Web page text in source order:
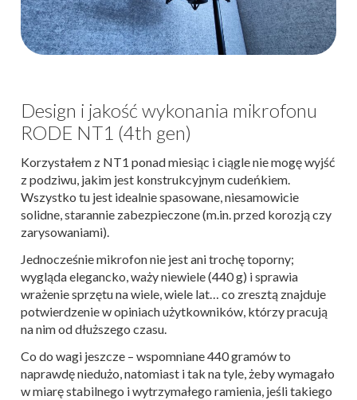
Design i jakość wykonania mikrofonu
RODE NT1 (4th gen)
Korzystałem z NT1 ponad miesiąc i ciągle nie mogę wyjść
z podziwu, jakim jest konstrukcyjnym cudeńkiem.
Wszystko tu jest idealnie spasowane, niesamowicie
solidne, starannie zabezpieczone (m.in. przed korozją czy
zarysowaniami).
Jednocześnie mikrofon nie jest ani trochę toporny;
wygląda elegancko, waży niewiele (440 g) i sprawia
wrażenie sprzętu na wiele, wiele lat… co zresztą znajduje
potwierdzenie w opiniach użytkowników, którzy pracują
na nim od dłuższego czasu.
Co do wagi jeszcze – wspomniane 440 gramów to
naprawdę niedużo, natomiast i tak na tyle, żeby wymagało
w miarę stabilnego i wytrzymałego ramienia, jeśli takiego